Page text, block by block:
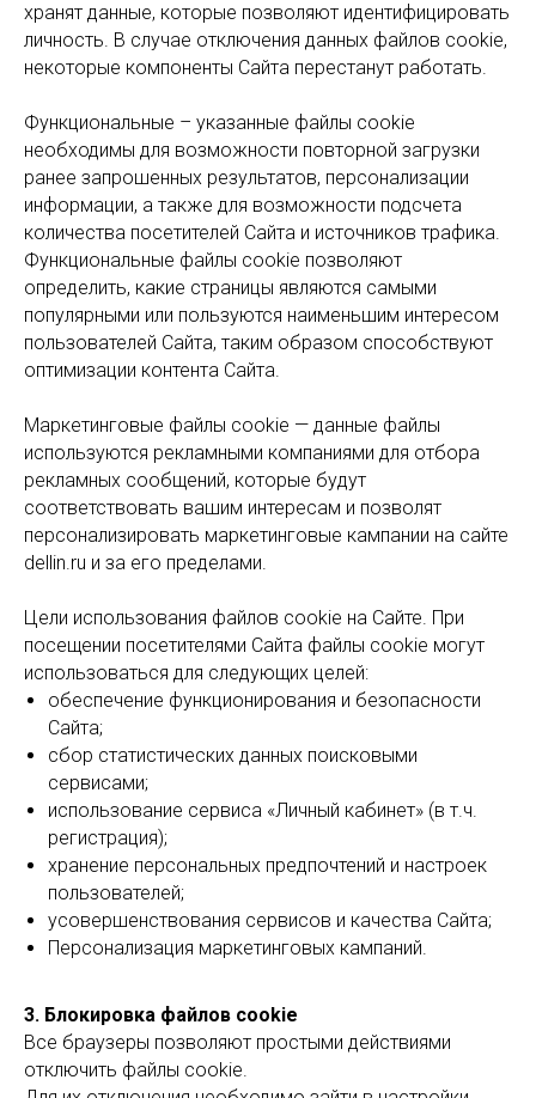
хранят данные, которые позволяют идентифицировать
личность. В случае отключения данных файлов cookie,
некоторые компоненты Cайта перестанут работать.
Функциональные – указанные файлы cookie
необходимы для возможности повторной загрузки
ранее запрошенных результатов, персонализации
информации, а также для возможности подсчета
количества посетителей Сайта и источников трафика.
Функциональные файлы cookie позволяют
определить, какие страницы являются самыми
популярными или пользуются наименьшим интересом
пользователей Сайта, таким образом способствуют
оптимизации контента Сайта.
Маркетинговые файлы cookie — данные файлы
используются рекламными компаниями для отбора
рекламных сообщений, которые будут
соответствовать вашим интересам и позволят
персонализировать маркетинговые кампании на сайте
dellin.ru и за его пределами.
Цели использования файлов cookie на Сайте. При
посещении посетителями Сайта файлы cookie могут
использоваться для следующих целей:
обеспечение функционирования и безопасности
Сайта;
сбор статистических данных поисковыми
сервисами;
использование сервиса «Личный кабинет» (в т.ч.
регистрация);
хранение персональных предпочтений и настроек
пользователей;
усовершенствования сервисов и качества Сайта;
Персонализация маркетинговых кампаний.
3. Блокировка файлов cookie
Все браузеры позволяют простыми действиями
отключить файлы cookie.